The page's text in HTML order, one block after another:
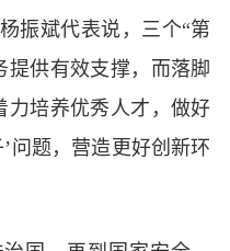
振斌代表说，三个“第
提供有效支撑，而落脚
力培养优秀人才，做好
问题，营造更好创新环